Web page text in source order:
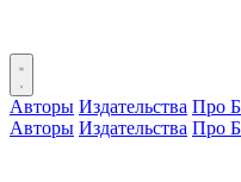
Авторы Издательства Про
Авторы Издательства Про